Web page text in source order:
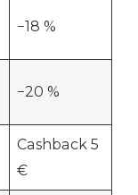
−18 %
−20 %
Cashback 5
€